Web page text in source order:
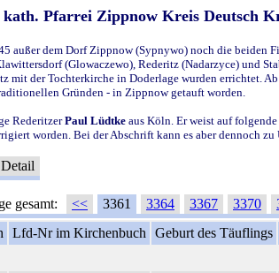
kath. Pfarrei Zippnow Kreis Deutsch
außer dem Dorf Zippnow (Sypnywo) noch die beiden
(Glowaczewo), Rederitz (Nadarzyce) und
der Tochterkirche in Doderlage wurden errichtet.
Gründen - in Zippnow getauft worden.
RederitzerPaul Lüdtke aus Köln. Er weist auf
worden. Bei der Abschrift kann es aber dennoch
Detail
gesamt: << 3361 3364 3367 3370
Lfd-Nr im Kirchenbuch Geburt des Täuflings